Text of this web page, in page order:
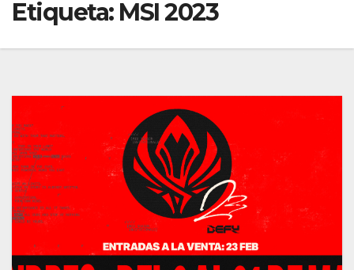
Etiqueta: MSI 2023